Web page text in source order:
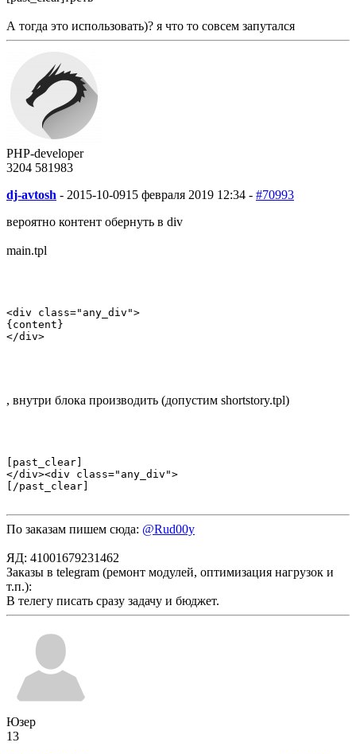
А тогда это использовать)? я что то совсем запутался
PHP-developer
3204 581983
dj-avtosh - 2015-10-0915 февраля 2019 12:34 - #70993
вероятно контент обернуть в div
main.tpl
<div class="any_div">
{content}
</div>
, внутри блока производить (допустим shortstory.tpl)
[past_clear]
</div><div class="any_div">
[/past_clear]
По заказам пишем сюда: @Rud00y
ЯД: 41001679231462
Заказы в telegram (ремонт модулей, оптимизация нагрузок и
т.п.):
В телегу писать сразу задачу и бюджет.
Юзер
13